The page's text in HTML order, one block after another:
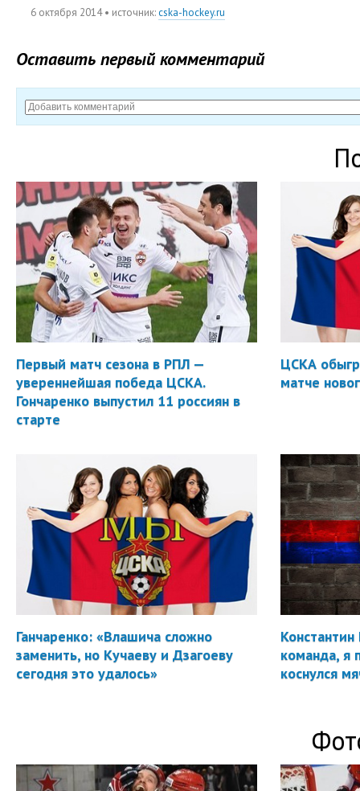
6 октября 2014• источник:cska-hockey.ru
Оставить первый комментарий
Первый матч сезона в РПЛ —
увереннейшая победа ЦСКА.
Гончаренко выпустил 11 россиян в
старте
ЦСКА
матче
Ганчаренко: «Влашича сложно
заменить, но Кучаеву и Дзагоеву
сегодня это удалось»
Константин
команда, я
коснулся